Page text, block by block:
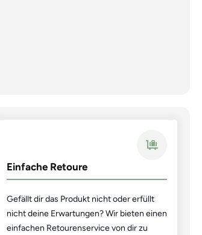
Einfache Retoure
Gefällt dir das Produkt nicht oder erfüllt
nicht deine Erwartungen? Wir bieten einen
einfachen Retourenservice von dir zu